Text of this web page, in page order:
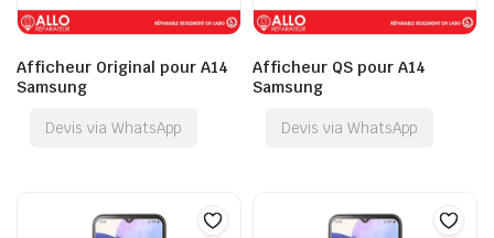
Afficheur Original pour A14
Samsung
Devis via WhatsApp
Afficheur QS pour A14
Samsung
Devis via WhatsApp